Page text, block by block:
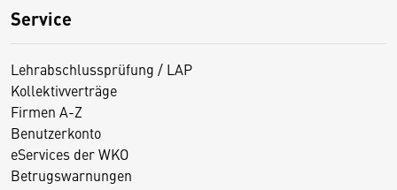
Service
Lehrabschlussprüfung / LAP
Kollektivverträge
Firmen A-Z
Benutzerkonto
eServices der WKO
Betrugswarnungen